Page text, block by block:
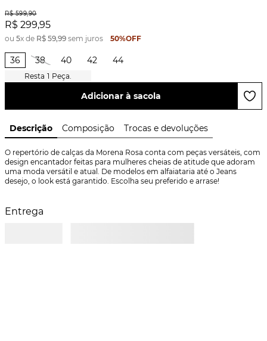
R$ 599,90
R$ 299,95
ou 5x de R$ 59,99 sem juros 50%OFF
36 38 40 42 44
1 Peça.
Adicionar à sacola
Descrição Composição Trocas e devoluções
O repertório de calças da Morena Rosa conta com peças versáteis, com
design encantador feitas para mulheres cheias de atitude que adoram
uma moda versátil e atual. De modelos em alfaiataria até o Jeans
desejo, o look está garantido. Escolha seu preferido e arrase!
Entrega